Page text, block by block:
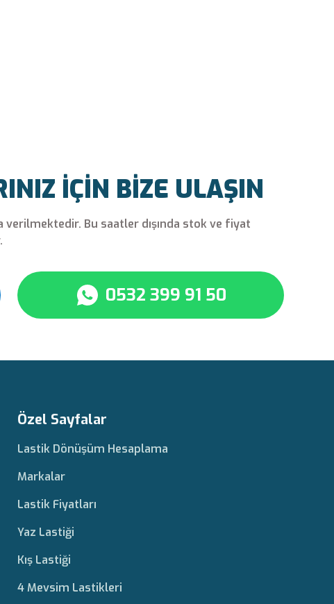
İÇİN BİZE ULAŞIN
Bu saatler dışında stok ve fiyat
0532 399 91 50
Özel Sayfalar
Lastik Dönüşüm Hesaplama
Markalar
Lastik Fiyatları
Yaz Lastiği
Kış Lastiği
4 Mevsim Lastikleri